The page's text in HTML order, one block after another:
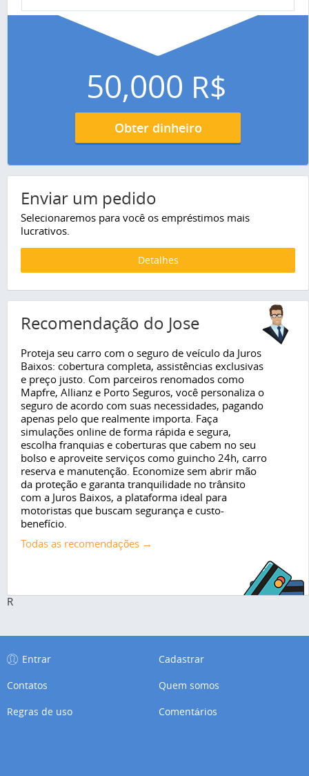
50,000 R$
Obter dinheiro
Enviar um pedido
Selecionaremos para você os empréstimos mais
lucrativos.
Detalhes
Recomendação do Jose
Proteja seu carro com o seguro de veículo da Juros
Baixos: cobertura completa, assistências exclusivas
e preço justo. Com parceiros renomados como
Mapfre, Allianz e Porto Seguros, você personaliza o
seguro de acordo com suas necessidades, pagando
apenas pelo que realmente importa. Faça
simulações online de forma rápida e segura,
escolha franquias e coberturas que cabem no seu
bolso e aproveite serviços como guincho 24h, carro
reserva e manutenção. Economize sem abrir mão
da proteção e garanta tranquilidade no trânsito
com a Juros Baixos, a plataforma ideal para
motoristas que buscam segurança e custo-
benefício.
Todas as recomendações →
R
Entrar
Cadastrar
Contatos
Quem somos
Regras de uso
Comentários